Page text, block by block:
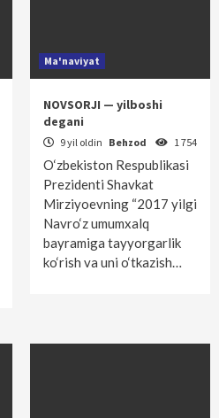
Ma'naviyat
NOVSORJI — yilboshi
degani
9 yil oldin Behzod 1 754
O‘zbekiston Respublikasi
Prezidenti Shavkat
Mirziyoevning “2017 yilgi
Navro‘z umumxalq
bayramiga tayyorgarlik
ko‘rish va uni o‘tkazish…